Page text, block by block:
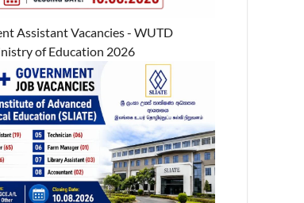
Assistant Vacancies - WUTD
of Education 2026